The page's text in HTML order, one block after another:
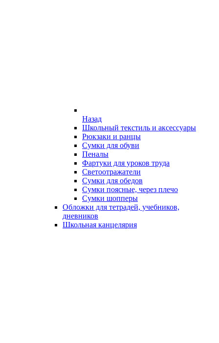
Назад
Школьный текстиль и аксессуары
Рюкзаки и ранцы
Сумки для обуви
Пеналы
Фартуки для уроков труда
Светоотражатели
Сумки для обедов
Сумки поясные, через плечо
Сумки шопперы
Обложки для тетрадей, учебников,
дневников
Школьная канцелярия